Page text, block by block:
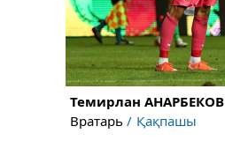
Темирлан АНАРБЕКОВ
Вратарь
Қақпашы